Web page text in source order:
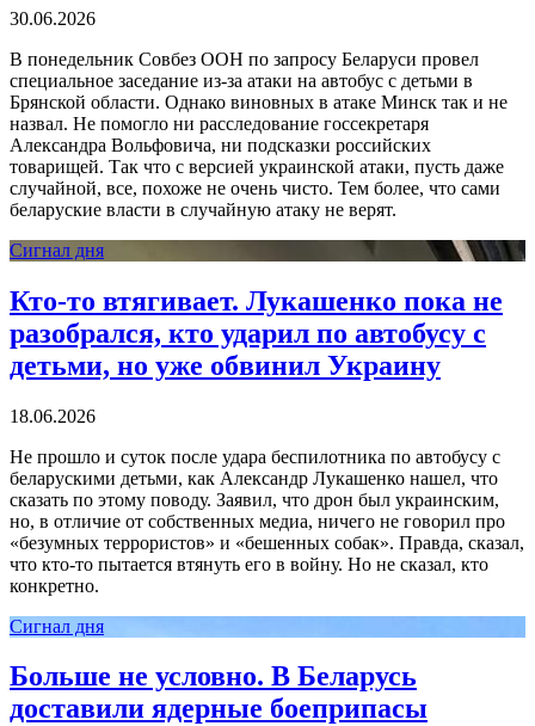
30.06.2026
В понедельник Совбез ООН по запросу Беларуси провел
специальное заседание из-за атаки на автобус с детьми в
Брянской области. Однако виновных в атаке Минск так и не
назвал. Не помогло ни расследование госсекретаря
Александра Вольфовича, ни подсказки российских
товарищей. Так что с версией украинской атаки, пусть даже
случайной, все, похоже не очень чисто. Тем более, что сами
беларуские власти в случайную атаку не верят.
Сигнал дня
Кто-то втягивает. Лукашенко пока не
разобрался, кто ударил по автобусу с
детьми, но уже обвинил Украину
18.06.2026
Не прошло и суток после удара беспилотника по автобусу с
беларускими детьми, как Александр Лукашенко нашел, что
сказать по этому поводу. Заявил, что дрон был украинским,
но, в отличие от собственных медиа, ничего не говорил про
«безумных террористов» и «бешенных собак». Правда, сказал,
что кто-то пытается втянуть его в войну. Но не сказал, кто
конкретно.
Сигнал дня
Больше не условно. В Беларусь
доставили ядерные боеприпасы